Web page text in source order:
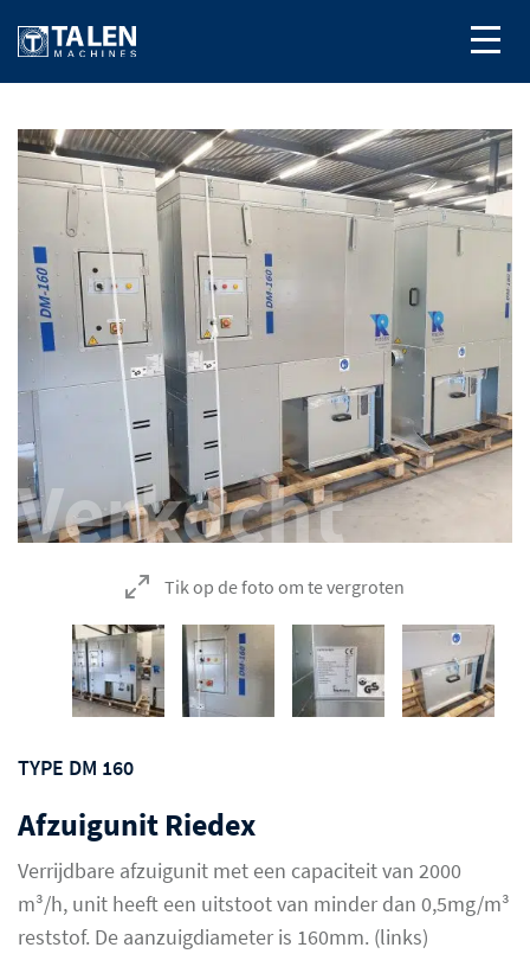
Verkocht
Tik op de foto om te vergroten
TYPE DM 160
Afzuigunit Riedex
Verrijdbare afzuigunit met een capaciteit van 2000
m³/h, unit heeft een uitstoot van minder dan 0,5mg/m³
reststof. De aanzuigdiameter is 160mm. (links)